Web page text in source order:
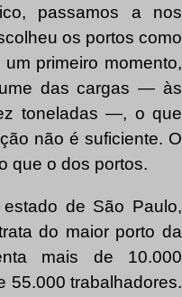
passamos a nos
os portos como
primeiro momento,
das cargas — às
toneladas —, o que
não é suficiente. O
que o dos portos.
de São Paulo,
do maior porto da
mais de 10.000
55.000 trabalhadores.